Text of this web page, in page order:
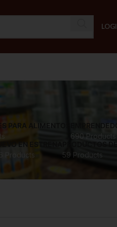
PARA ALIMENTOS
690 Products
EN ESTRENA
Products
59 Products